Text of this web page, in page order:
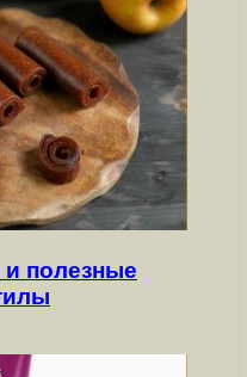
и полезные